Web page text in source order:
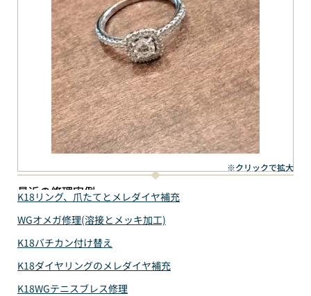
※クリックで拡大
最近の修理実例
K18リング、爪たてとメレダイヤ補充
WGオメガ修理(溶接とメッキ加工)
K18バチカン付け替え
K18ダイヤリングのメレダイヤ補充
K18WGテニスブレス修理